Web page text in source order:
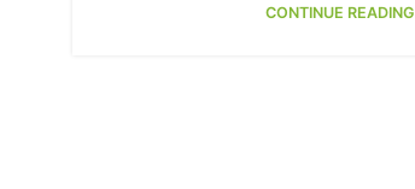
CONTINUE READING